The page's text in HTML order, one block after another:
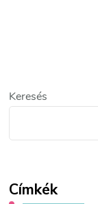
Keresés
Címkék